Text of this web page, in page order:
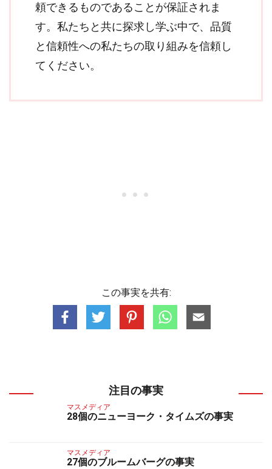
頼できるものであることが保証されま
す。私たちと共に探求し学ぶ中で、品質
と信頼性への私たちの取り組みを信頼し
てください。
この事実を共有:
注目の事実
マスメディア
28個のニューヨーク・タイムズの事実
マスメディア
27個のブルームバーグの事実